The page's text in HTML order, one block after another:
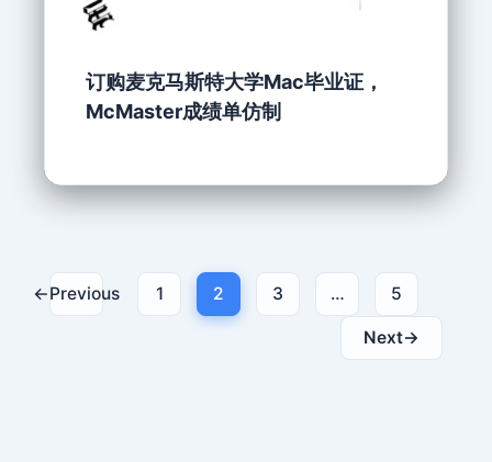
订购麦克马斯特大学Mac毕业证，
McMaster成绩单仿制
←Previous 1 2 3 … 5
Next→